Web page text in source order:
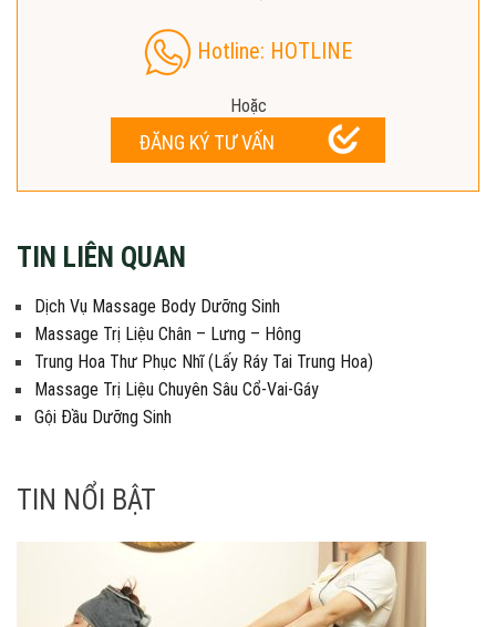
Hotline: HOTLINE
Hoặc
ĐĂNG KÝ TƯ VẤN
TIN LIÊN QUAN
Dịch Vụ Massage Body Dưỡng Sinh
Massage Trị Liệu Chân – Lưng – Hông
Trung Hoa Thư Phục Nhĩ (Lấy Ráy Tai Trung Hoa)
Massage Trị Liệu Chuyên Sâu Cổ-Vai-Gáy
Gội Đầu Dưỡng Sinh
TIN NỔI BẬT